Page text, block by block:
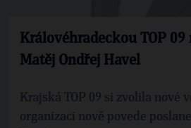
Královéhradeckou TOP 09
Matěj Ondřej Havel
Krajská TOP 09 si zvolila nové
organizaci nově povede